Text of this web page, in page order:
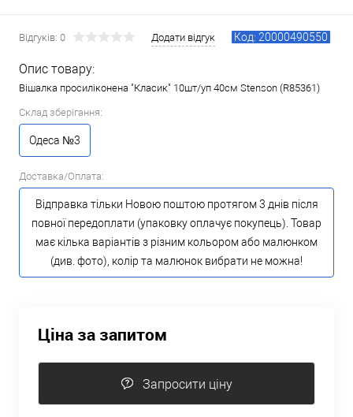
Відгуків: 0 Додати відгук Код: 20000490550
Опис товару:
Вішалка просиліконена "Класик" 10шт/уп 40см Stenson (R85361)
Склад зберігання:
Одеса №3
Доставка/Оплата:
Відправка тільки Новою поштою протягом 3 днів після
повної передоплати (упаковку оплачує покупець). Товар
має кілька варіантів з різним кольором або малюнком
(див. фото), колір та малюнок вибрати не можна!
Ціна за запитом
Запросити ціну